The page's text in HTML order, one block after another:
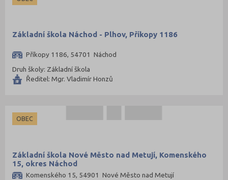
Základní škola Náchod - Plhov, Příkopy 1186
Příkopy 1186, 54701 Náchod
Druh školy: Základní škola
Ředitel: Mgr. Vladimír Honzů
OBEC
Základní škola Nové Město nad Metují, Komenského
15, okres Náchod
Komenského 15, 54901 Nové Město nad Metují